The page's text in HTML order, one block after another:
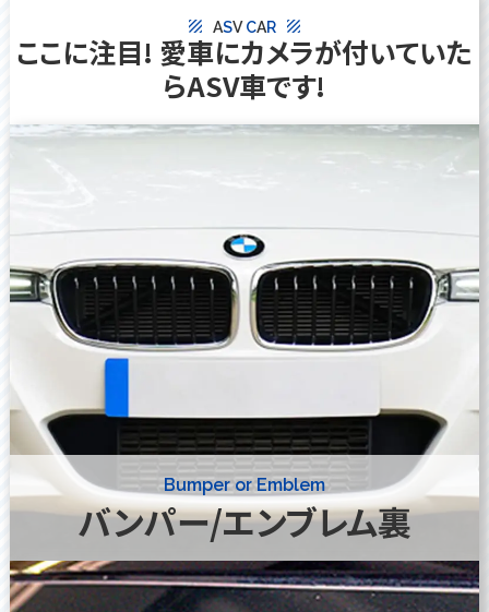
texture ASV CAR texture
ここに注目! 愛車にカメラが付いていた
らASV車です!
Bumper or Emblem
バンパー/エンブレム裏